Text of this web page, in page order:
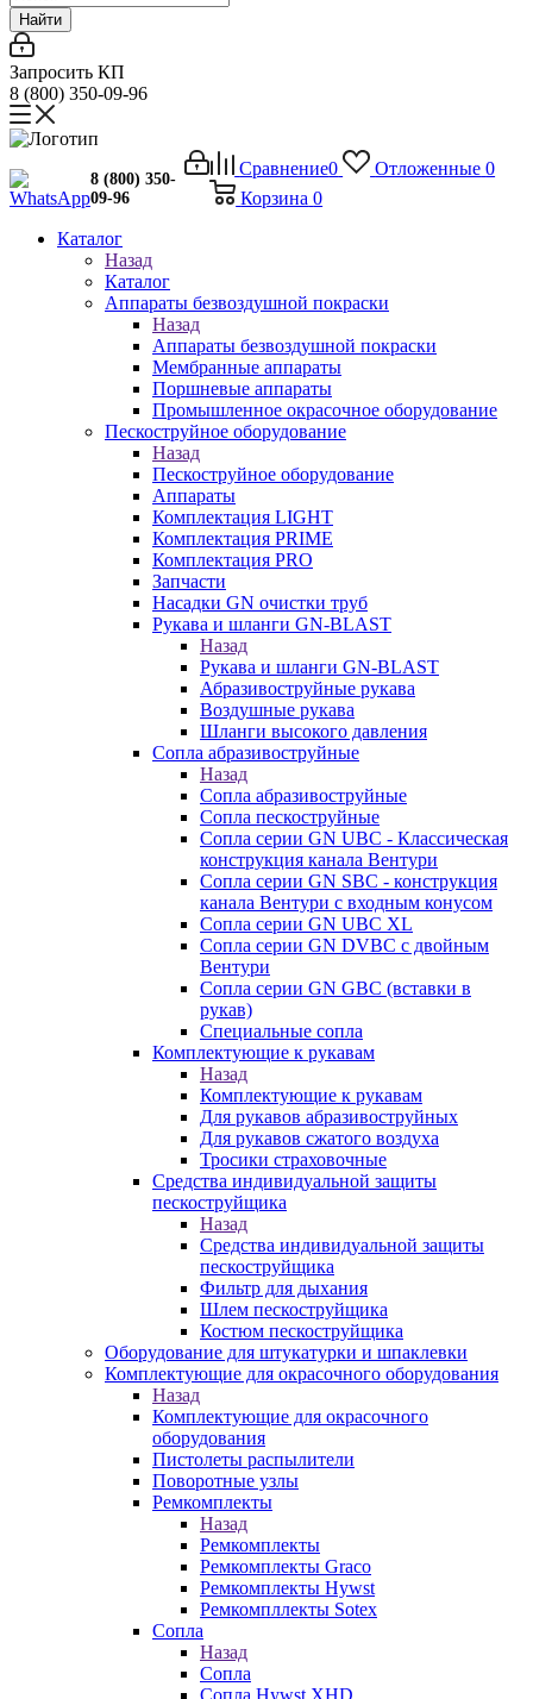
Найти
Запросить КП
8 (800) 350-09-96
Сравнение0 Отложенные 0
Корзина 0
8 (800) 350-
09-96
Каталог
Назад
Каталог
Аппараты безвоздушной покраски
Назад
Аппараты безвоздушной покраски
Мембранные аппараты
Поршневые аппараты
Промышленное окрасочное оборудование
Пескоструйное оборудование
Назад
Пескоструйное оборудование
Аппараты
Комплектация LIGHT
Комплектация PRIME
Комплектация PRO
Запчасти
Насадки GN очистки труб
Рукава и шланги GN-BLAST
Назад
Рукава и шланги GN-BLAST
Абразивоструйные рукава
Воздушные рукава
Шланги высокого давления
Сопла абразивоструйные
Назад
Сопла абразивоструйные
Сопла пескоструйные
Сопла серии GN UBC - Классическая
конструкция канала Вентури
Сопла серии GN SBC - конструкция
канала Вентури c входным конусом
Сопла серии GN UBC XL
Сопла серии GN DVBC с двойным
Вентури
Сопла серии GN GBC (вставки в
рукав)
Специальные сопла
Комплектующие к рукавам
Назад
Комплектующие к рукавам
Для рукавов абразивоструйных
Для рукавов сжатого воздуха
Тросики страховочные
Средства индивидуальной защиты
пескоструйщика
Назад
Средства индивидуальной защиты
пескоструйщика
Фильтр для дыхания
Шлем пескоструйщика
Костюм пескоструйщика
Оборудование для штукатурки и шпаклевки
Комплектующие для окрасочного оборудования
Назад
Комплектующие для окрасочного
оборудования
Пистолеты распылители
Поворотные узлы
Ремкомплекты
Назад
Ремкомплекты
Ремкомплекты Graco
Ремкомплекты Hywst
Ремкомпллекты Sotex
Сопла
Назад
Сопла
Сопла Hywst XHD